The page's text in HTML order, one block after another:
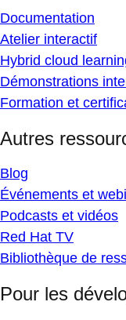
Documentation
Atelier interactif
Hybrid cloud
Démonstrations
Formation et
Autres
Blog
Événements et
Podcasts et vidéos
Red Hat TV
Bibliothèque de
Pour les